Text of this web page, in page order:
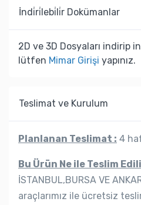
İndi̇ri̇lebi̇li̇r Dokümanlar
2D ve 3D Dosyaları indirip
lütfen Mimar Girişi yapınız.
Teslimat ve Kurulum
Planlanan Teslimat : 4
Bu Ürün Ne ile Teslim
İSTANBUL,BURSA VE
araçlarımız ile ücretsiz